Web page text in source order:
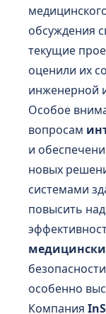
обсуждения
текущие
оценили их
инженерной
Особое
вопросам
и
новых
системами
повысить
особенно
Компания